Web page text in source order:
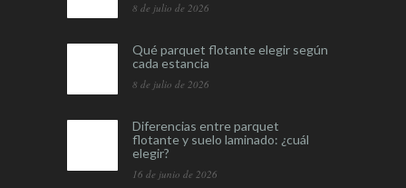
8 de julio de 2026
Qué parquet flotante elegir según
cada estancia
8 de julio de 2026
Diferencias entre parquet
flotante y suelo laminado: ¿cuál
elegir?
16 de junio de 2026